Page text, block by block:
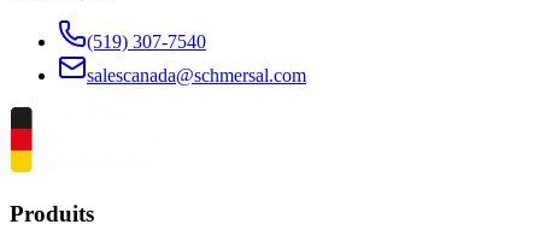
(519) 307-7540
salescanada@schmersal.com
Produits